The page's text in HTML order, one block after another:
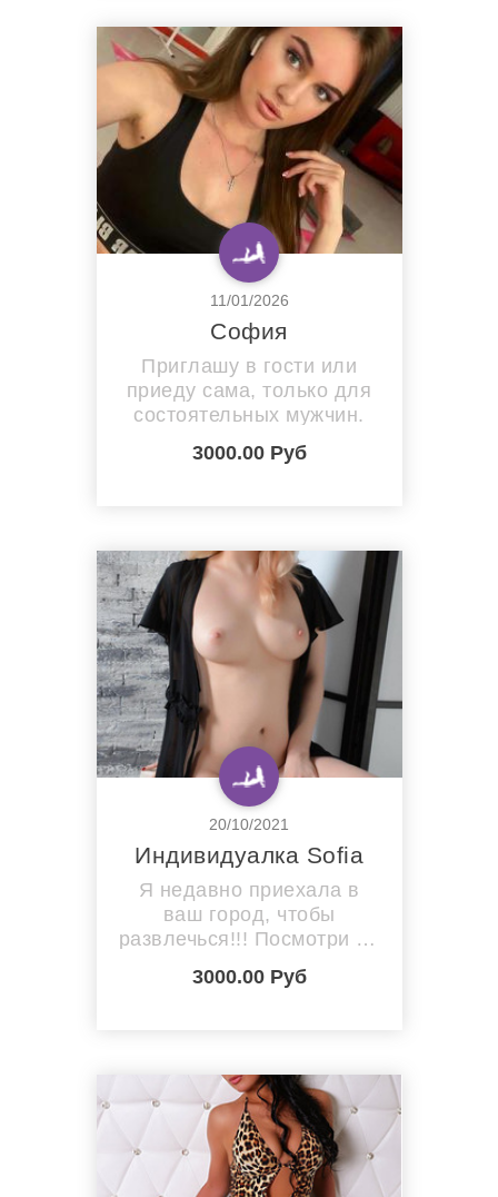
11/01/2026
София
Приглашу в гости или
приеду сама, только для
состоятельных мужчин.
3000.00 Руб
20/10/2021
Индивидуалка Sofia
Я недавно приехала в
ваш город, чтобы
развлечься!!! Посмотри на
мои фотографии,
посмотри на мое тело,
как дать тебе уникальные
и чувственные ощущения,
которые ты не забудешь
никогда... Чего ты ждешь?
Позвони мне...
3000.00 Руб